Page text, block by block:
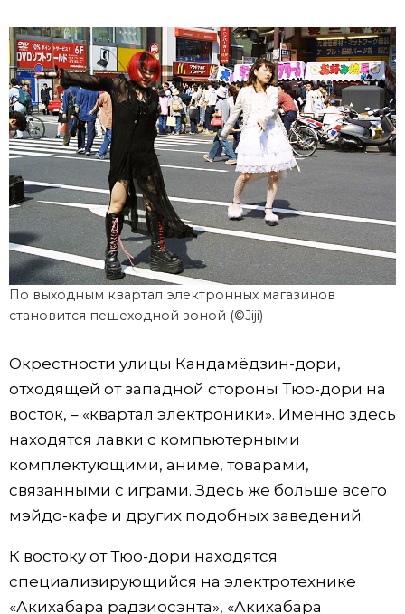
По выходным квартал электронных магазинов
становится пешеходной зоной (©Jiji)
Окрестности улицы Кандамёдзин-дори,
отходящей от западной стороны Тюо-дори на
восток, – «квартал электроники». Именно здесь
находятся лавки с компьютерными
комплектующими, аниме, товарами,
связанными с играми. Здесь же больше всего
мэйдо-кафе и других подобных заведений.
К востоку от Тюо-дори находятся
специализирующийся на электротехнике
«Акихабара радзиосэнта», «Акихабара